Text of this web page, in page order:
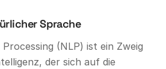
Sprache
(NLP) ist ein Zweig
der sich auf die